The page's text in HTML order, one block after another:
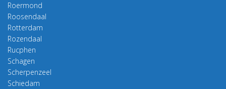
Roermond
Roosendaal
Rotterdam
Rozendaal
Rucphen
Schagen
Scherpenzeel
Schiedam